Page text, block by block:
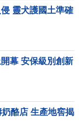
靈犬護國土準確
幕 安保級別創新
酪店 生產地窖揭